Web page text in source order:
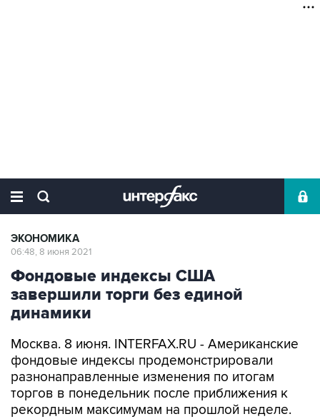
ЭКОНОМИКА
06:48, 8 июня 2021
Фондовые индексы США
завершили торги без единой
динамики
Москва. 8 июня. INTERFAX.RU - Американские
фондовые индексы продемонстрировали
разнонаправленные изменения по итогам
торгов в понедельник после приближения к
рекордным максимумам на прошлой неделе.